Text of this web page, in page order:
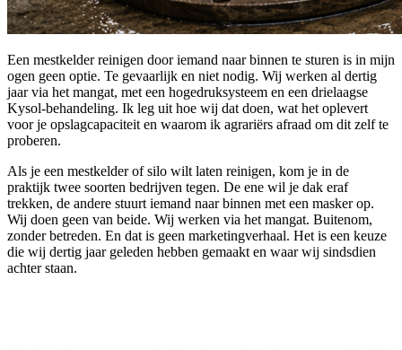
Een mestkelder reinigen door iemand naar binnen te sturen is in mijn
ogen geen optie. Te gevaarlijk en niet nodig. Wij werken al dertig
jaar via het mangat, met een hogedruksysteem en een drielaagse
Kysol-behandeling. Ik leg uit hoe wij dat doen, wat het oplevert
voor je opslagcapaciteit en waarom ik agrariërs afraad om dit zelf te
proberen.
Als je een mestkelder of silo wilt laten reinigen, kom je in de
praktijk twee soorten bedrijven tegen. De ene wil je dak eraf
trekken, de andere stuurt iemand naar binnen met een masker op.
Wij doen geen van beide. Wij werken via het mangat. Buitenom,
zonder betreden. En dat is geen marketingverhaal. Het is een keuze
die wij dertig jaar geleden hebben gemaakt en waar wij sindsdien
achter staan.